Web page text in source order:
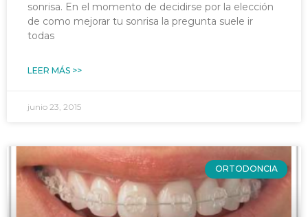
sonrisa. En el momento de decidirse por la elección
de como mejorar tu sonrisa la pregunta suele ir
todas
LEER MÁS >>
junio 23, 2015
ORTODONCIA